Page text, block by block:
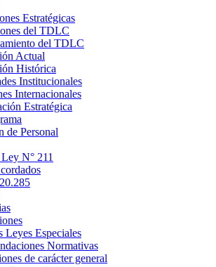
Estratégicas
del TDLC
del TDLC
Actual
Histórica
Institucionales
Internacionales
Estratégica
de Personal
N° 211
Leyes Especiales
Normativas
de carácter general